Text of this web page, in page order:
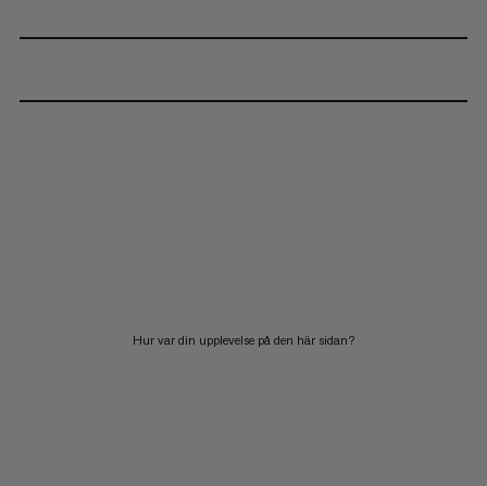
Hur var din upplevelse på den här sidan?